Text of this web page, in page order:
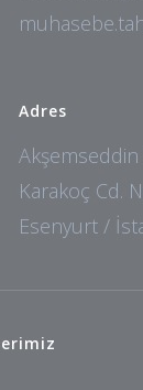
Adres
Akşemseddin
Karakoç Cd.
Esenyurt /